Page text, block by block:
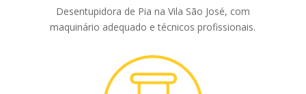
Desentupidora de Pia na Vila São José, com
maquinário adequado e técnicos profissionais.